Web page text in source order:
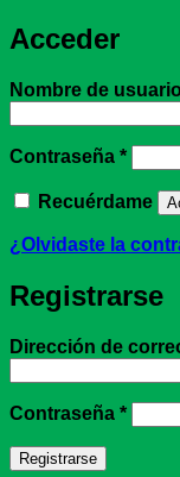
Acceder
Nombre de
Contraseña *
Recuérdame
¿Olvidaste la
Registrarse
Dirección de
Contraseña *
Registrarse